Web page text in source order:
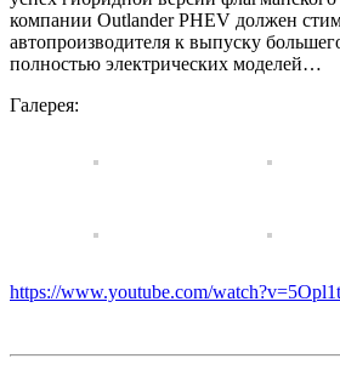
компании Outlander PHEV должен
автопроизводителя к выпуску
полностью электрических моделей…
Галерея:
https://www.youtube.com/